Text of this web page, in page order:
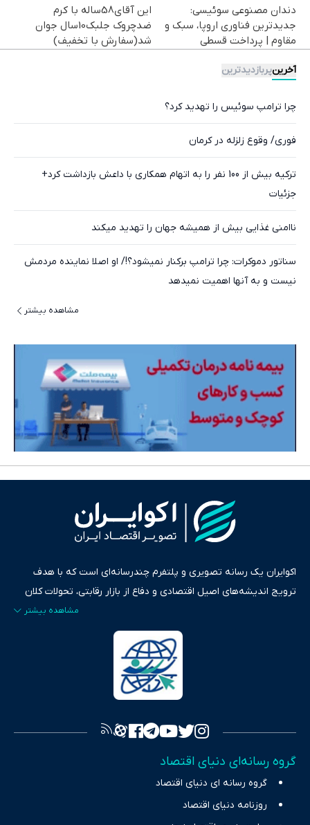
دندان مصنوعی سوئیسی:
جدیدترین فناوری اروپا، سبک و
مقاوم | پرداخت قسطی
این آقای58ساله با کرم
ضدچروک جلبک10سال جوان
شد(سفارش با تخفیف)
آخرینپربازدیدترین
چرا ترامپ سوئیس را تهدید کرد؟
فوری/ وقوع زلزله در کرمان
ترکیه بیش از 100 نفر را به اتهام همکاری با داعش بازداشت کرد+
جزئیات
ناامنی غذایی بیش از همیشه جهان را تهدید میکند
سناتور دموکرات: چرا ترامپ برکنار نمیشود؟!/ او اصلا نماینده مردمش
نیست و به آنها اهمیت نمیدهد
مشاهده بیشتر
اکوایران یک رسانه تصویری و پلتفرم چندرسانه‌ای است که با هدف
ترویج اندیشه‌های اصیل اقتصادی و دفاع از بازار رقابتی، تحولات کلان
ایران و جهان را در قالب‌های ویدیو، پادکست، متن و گزارش‌های تحلیلی
پایش می‌کند. این رسانه به عنوان منبعی دقیق و قابل اعتماد، فراتر از
اطلاع‌رسانی صرف، به تبیین سیاست‌ها و کارکردهای بازارهای مالی،
سرمایه‌گذاری، تجارت و حوزه‌های نوظهور می‌پردازد. اکوایران با پایبندی
به اصول «انصاف، امانت و صداقت»، بستری برای انعکاس آراء متنوع
تصویری شفاف از واقعیت‌های اقتصادی ارائه دهد. ما در اکوایران با
چالش‌های فقر و بیکاری را جست‌وجو کرده و در کنار تحلیل آمارها،
نیازهای خبری مخاطبان در حوزه‌های اثرگذار بر اقتصاد را با رویکردی
حرفه‌ای و روزآمد پوشش می‌دهیم.
گروه رسانه‌ای دنیای اقتصاد
گروه رسانه ای دنیای اقتصاد
روزنامه دنیای اقتصاد